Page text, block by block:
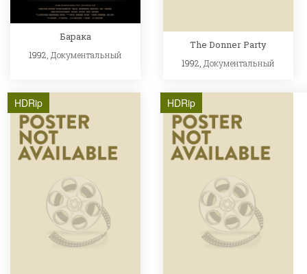
Барака
1992, Документальный
The Donner Party
1992, Документальный
HDRip HDRip